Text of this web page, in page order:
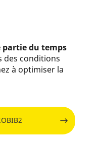
partie du temps
des conditions
à optimiser la